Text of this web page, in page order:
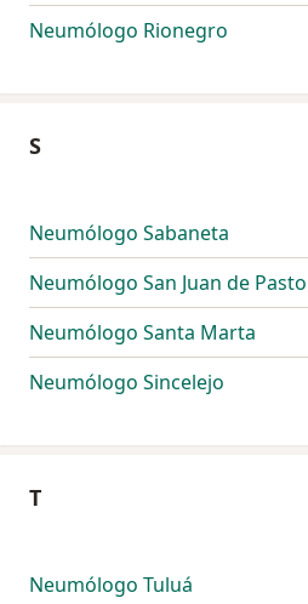
Neumólogo Rionegro
S
Neumólogo Sabaneta
Neumólogo San Juan de Pasto
Neumólogo Santa Marta
Neumólogo Sincelejo
T
Neumólogo Tuluá